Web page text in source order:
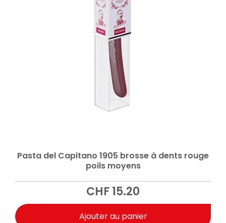
Pasta del Capitano 1905 brosse à dents rouge
poils moyens
CHF15.20
Ajouter au panier